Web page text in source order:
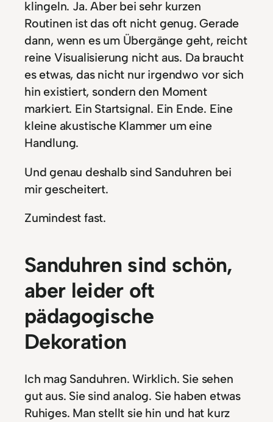
klingeln. Ja. Aber bei sehr kurzen
Routinen ist das oft nicht genug. Gerade
dann, wenn es um Übergänge geht, reicht
reine Visualisierung nicht aus. Da braucht
es etwas, das nicht nur irgendwo vor sich
hin existiert, sondern den Moment
markiert. Ein Startsignal. Ein Ende. Eine
kleine akustische Klammer um eine
Handlung.
Und genau deshalb sind Sanduhren bei
mir gescheitert.
Zumindest fast.
Sanduhren sind schön,
aber leider oft
pädagogische
Dekoration
Ich mag Sanduhren. Wirklich. Sie sehen
gut aus. Sie sind analog. Sie haben etwas
Ruhiges. Man stellt sie hin und hat kurz